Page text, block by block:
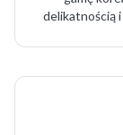
delikatnością